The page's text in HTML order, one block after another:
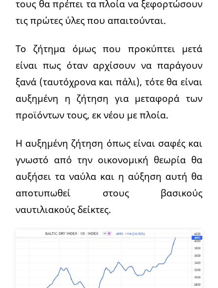
τους θα πρέπει τα πλοία να ξεφορτώσουν
τις πρώτες ύλες που απαιτούνται.
Το ζήτημα όμως που προκύπτει μετά
είναι πως όταν αρχίσουν να παράγουν
ξανά (ταυτόχρονα και πάλι), τότε θα είναι
αυξημένη η ζήτηση για μεταφορά των
προϊόντων τους, εκ νέου με πλοία.
Η αυξημένη ζήτηση όπως είναι σαφές και
γνωστό από την οικονομική θεωρία θα
αυξήσει τα ναύλα και η αύξηση αυτή θα
αποτυπωθεί στους βασικούς
ναυτιλιακούς δείκτες.